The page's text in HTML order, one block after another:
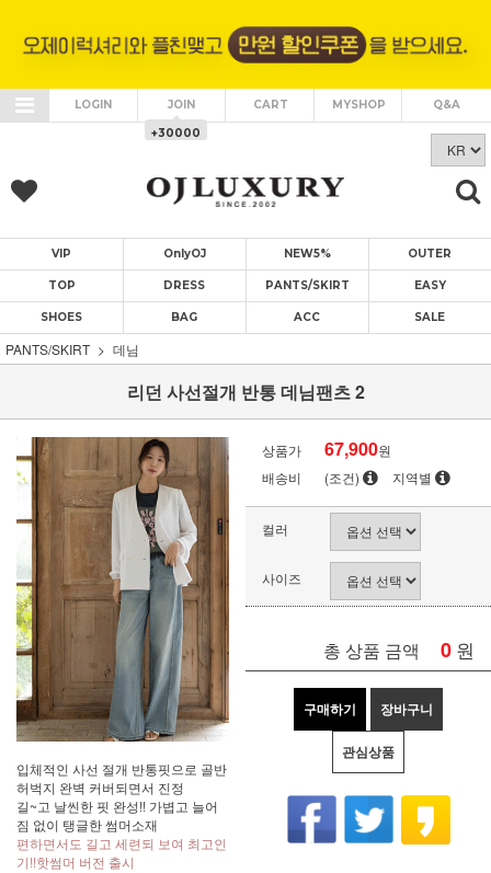
LOGIN
JOIN
+30000
CART MYSHOP Q&A
VIP OnlyOJ NEW5% OUTER
TOP DRESS PANTS/SKIRT EASY
SHOES BAG ACC SALE
PANTS/SKIRT 데님
리던 사선절개 반통 데님팬츠 2
입체적인 사선 절개 반통핏으로 골반
허벅지 완벽 커버되면서 진정
길~고 날씬한 핏 완성!! 가볍고 늘어
짐 없이 탱글한 썸머소재
편하면서도 길고 세련되 보여 최고인
기!!핫썸머 버전 출시
상품가 67,900원
배송비
(조건) 지역별
컬러
사이즈
총 상품 금액 0 원
구매하기 장바구니
관심상품